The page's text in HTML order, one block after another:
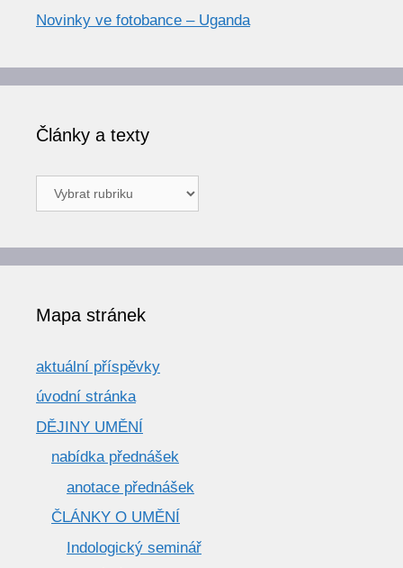
Novinky ve fotobance – Uganda
Články a texty
Články
a
Mapa stránek
aktuální příspěvky
úvodní stránka
DĚJINY UMĚNÍ
nabídka přednášek
anotace přednášek
ČLÁNKY O UMĚNÍ
Indologický seminář